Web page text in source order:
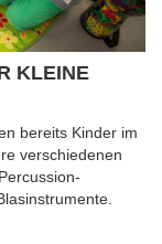
KLEINE
bereits Kinder im
verschiedenen